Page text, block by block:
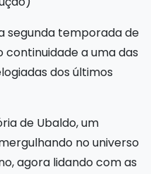
segunda temporada de
a uma das
dos últimos
de Ubaldo, um
no universo
agora lidando com as